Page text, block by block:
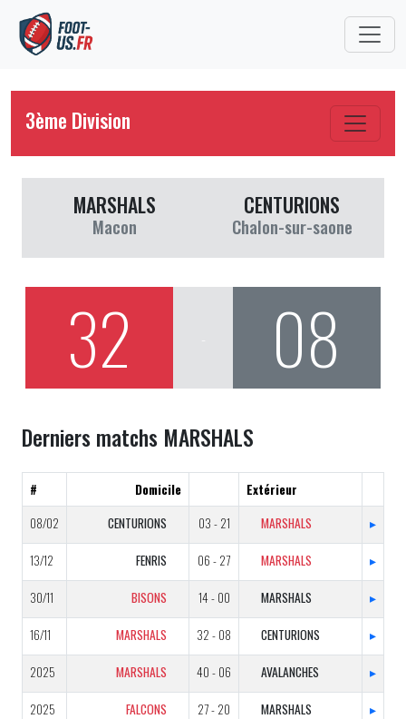
3ème Division
MARSHALS
Macon
CENTURIONS
Chalon-sur-saone
32 08
Derniers matchs MARSHALS
# Domicile
Extérieur
08/02
CENTURIONS 03 - 21 MARSHALS ▸
13/12 FENRIS 06 - 27 MARSHALS ▸
30/11 BISONS 14 - 00 MARSHALS ▸
16/11 MARSHALS 32 - 08 CENTURIONS ▸
2025 MARSHALS 40 - 06 AVALANCHES ▸
2025 FALCONS 27 - 20 MARSHALS ▸